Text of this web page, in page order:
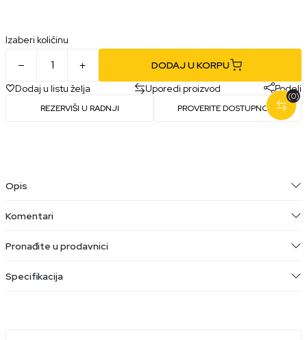
Izaberi količinu
DODAJ U KORPU
Dodaj u listu želja
Uporedi proizvod Podeli
REZERVIŠI U RADNJI PROVERITE DOSTUPNOST
(0)
Opis
Komentari
Pronađite u prodavnici
Specifikacija